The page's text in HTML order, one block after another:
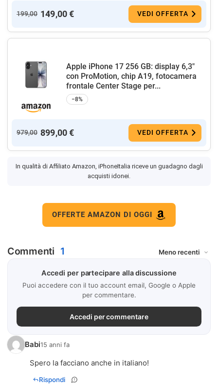
199,00 149,00 € VEDI OFFERTA
Apple iPhone 17 256 GB: display 6,3"
con ProMotion, chip A19, fotocamera
frontale Center Stage per...
−8%
979,00 899,00 € VEDI OFFERTA
In qualità di Affiliato Amazon, iPhoneItalia riceve un guadagno dagli
acquisti idonei.
OFFERTE AMAZON DI OGGI
Commenti 1
Accedi per partecipare alla discussione
Puoi accedere con il tuo account email, Google o Apple
per commentare.
Accedi per commentare
Babi15 anni fa
Spero la facciano anche in italiano!
Rispondi